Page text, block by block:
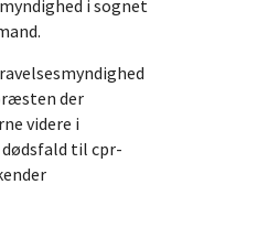
i sognet
der
videre i
til cpr-